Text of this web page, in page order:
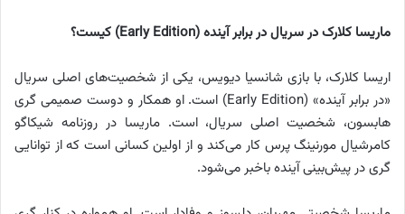
ماریسا کلارک در سریال در برابر آینده (Early Edition) کیست؟
اریسا کلارک، با بازی شانسیا دیویس، یکی از شخصیت‌های اصلی سریال
«در برابر آینده» (Early Edition) است. او همکار و دوست صمیمی گری
هابسون، شخصیت اصلی سریال، است. ماریسا در روزنامه شیکاگو
کامرشیال مورنینگ پرس کار می‌کند و از اولین کسانی است که از توانایی
گری در پیش‌بینی آینده باخبر می‌شود.